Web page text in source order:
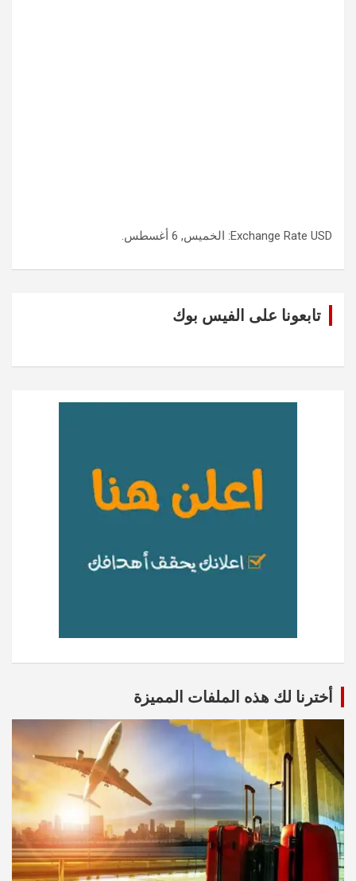
Exchange Rate USD : الخميس, 6 أغسطس.
تابعونا على الفيس بوك
أخترنا لك هذه الملفات المميزة